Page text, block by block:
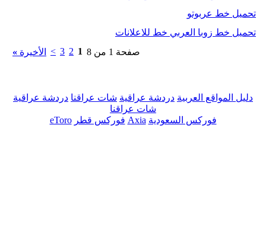
تحميل خط عربوتو
تحميل خط زوبا العربي خط للاعلانات
صفحة 1 من 8
1
2
3
> الأخيرة »
دليل المواقع العربية دردشة عراقية شات عراقنا دردشة عراقية
شات عراقنا
فوركس السعودية Axia فوركس قطر eToro